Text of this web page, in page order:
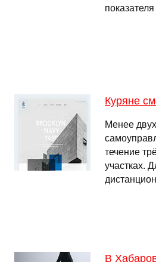
Куряне
Менее
течение
участках.
В